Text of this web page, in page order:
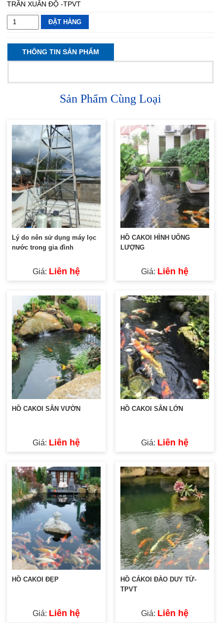
TRẦN XUÂN ĐỘ -TPVT
ĐẶT HÀNG
THÔNG TIN SẢN PHẨM
Sản Phẩm Cùng Loại
Lý do nên sử dụng máy lọc
nước trong gia đình
Giá: Liên hệ
HỒ CAKOI HÌNH UỐNG
LƯỢNG
Giá: Liên hệ
HỒ CAKOI SÂN VƯỜN
Giá: Liên hệ
HỒ CAKOI SÂN LỚN
Giá: Liên hệ
HỒ CAKOI ĐẸP
Giá: Liên hệ
HỒ CÁKOI ĐÀO DUY TỪ-
TPVT
Giá: Liên hệ